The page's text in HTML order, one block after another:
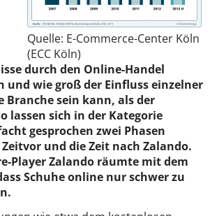
Quelle: E-Commerce-Center Köln
(ECC Köln)
durch den Online-Handel
und wie groß der Einfluss einzelner
Branche sein kann, als der
lassen sich in der Kategorie
gesprochen zwei Phasen
und die Zeit nach Zalando.
Player Zalando räumte mit dem
Schuhe online nur schwer zu